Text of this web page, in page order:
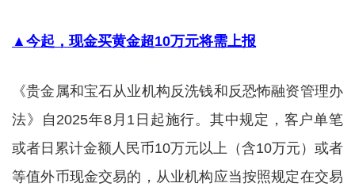
▲今起，现金买黄金超10万元将需上报
《贵金属和宝石从业机构反洗钱和反恐怖融资管理办
法》自2025年8月1日起施行。其中规定，客户单笔
或者日累计金额人民币10万元以上（含10万元）或者
等值外币现金交易的，从业机构应当按照规定在交易